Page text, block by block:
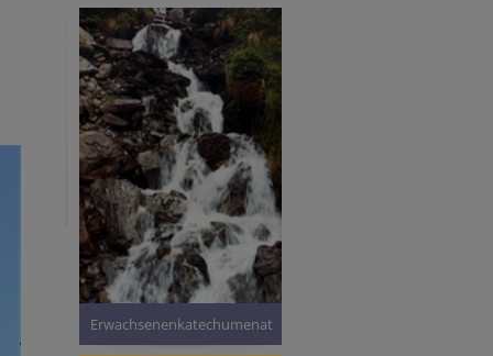
Erwachsenenkatechumenat